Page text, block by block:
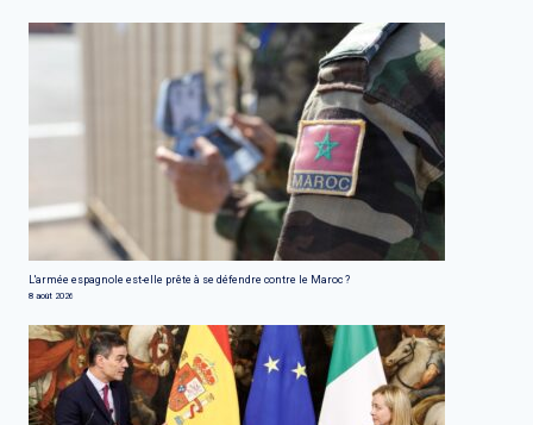
L'armée espagnole est-elle prête à se défendre contre le Maroc ?
8 août 2026